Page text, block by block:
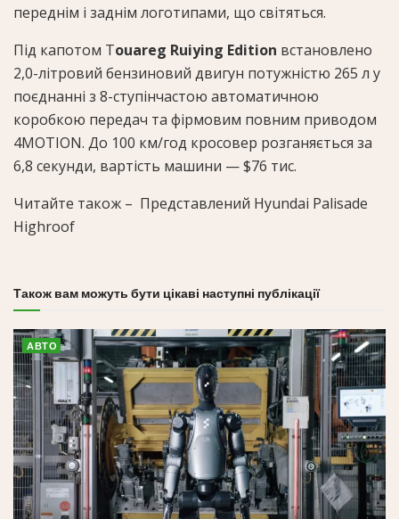
переднім і заднім логотипами, що світяться.
Під капотом Touareg Ruiying Edition встановлено
2,0-літровий бензиновий двигун потужністю 265 л у
поєднанні з 8-ступінчастою автоматичною
коробкою передач та фірмовим повним приводом
4MOTION. До 100 км/год кросовер розганяється за
6,8 секунди, вартість машини — $76 тис.
Читайте також – Представлений Hyundai Palisade
Highroof
Також вам можуть бути цікаві наступні публікації
АВТО